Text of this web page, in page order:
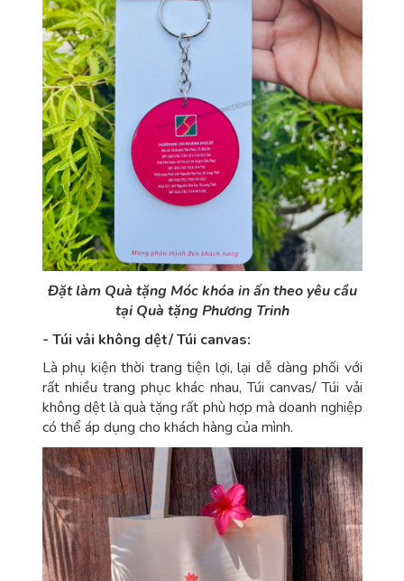
Đặt làm Quà tặng Móc khóa in ấn theo yêu cầu
tại Quà tặng Phương Trinh
- Túi vải không dệt/ Túi canvas:
Là phụ kiện thời trang tiện lợi, lại dễ dàng phối với
rất nhiều trang phục khác nhau, Túi canvas/ Túi vải
không dệt là quà tặng rất phù hợp mà doanh nghiệp
có thể áp dụng cho khách hàng của mình.